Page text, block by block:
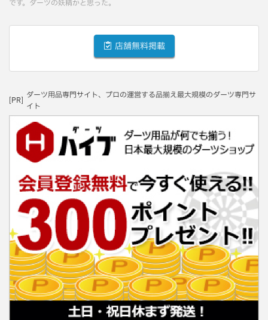
です。ダーツの妖精かと思った。
店舗無料掲載
[PR]
ダーツ用品専門サイト、プロの運営する品揃え最大規模のダーツ専門サ
イト